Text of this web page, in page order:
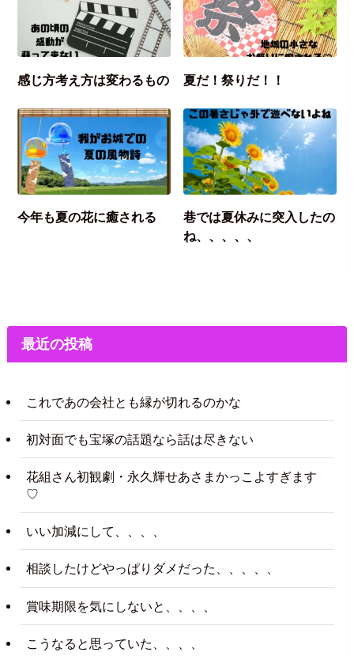
感じ方考え方は変わるもの 夏だ！祭りだ！！
今年も夏の花に癒される
巷では夏休みに突入したの
ね、、、、、
最近の投稿
これであの会社とも縁が切れるのかな
初対面でも宝塚の話題なら話は尽きない
花組さん初観劇・永久輝せあさまかっこよすぎます
♡
いい加減にして、、、、
相談したけどやっぱりダメだった、、、、、
賞味期限を気にしないと、、、、
こうなると思っていた、、、、